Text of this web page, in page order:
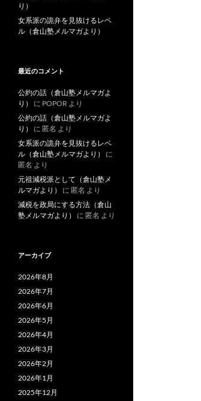
り）
女系派の詭弁を見抜けるレベ
ル（倉山塾メルマガより）
最近のコメント
公約の話（倉山塾メルマガよ
り）
に POPOR より
公約の話（倉山塾メルマガよ
り）
に 匿名 より
女系派の詭弁を見抜けるレベ
ル（倉山塾メルマガより）
に
匿名 より
元祖減税派として（倉山塾メ
ルマガより）
に 匿名 より
減税を政局にする方法（倉山
塾メルマガより）
に 匿名 より
アーカイブ
2026年8月
2026年7月
2026年6月
2026年5月
2026年4月
2026年3月
2026年2月
2026年1月
2025年12月